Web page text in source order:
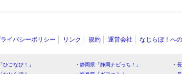
イバシーポリシー リンク 規約 運営会社 なじらぼ！へ
ひごなび！」 ・静岡県「静岡ナビっち！」
・